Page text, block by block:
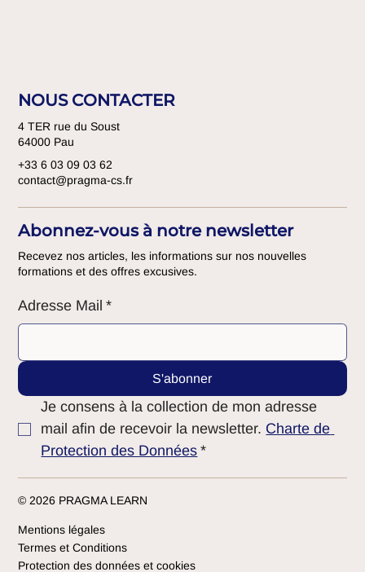
NOUS CONTACTER
4 TER rue du Soust
64000 Pau
+33 6 03 09 03 62
contact@pragma-cs.fr
Abonnez-vous à notre newsletter
Recevez nos articles, les informations sur nos nouvelles
formations et des offres excusives.
Adresse Mail *
S'abonner
Je consens à la collection de mon adresse
mail afin de recevoir la newsletter. Charte de
Protection des Données *
© 2026 PRAGMA LEARN
Mentions légales
Termes et Conditions
Protection des données et cookies